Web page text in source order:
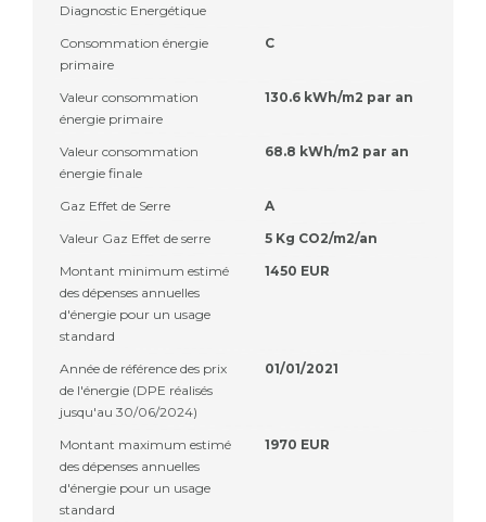
Diagnostic Energétique
Consommation énergie
primaire
C
Valeur consommation
énergie primaire
130.6 kWh/m2 par an
Valeur consommation
énergie finale
68.8 kWh/m2 par an
Gaz Effet de Serre
A
Valeur Gaz Effet de serre
5 Kg CO2/m2/an
Montant minimum estimé
des dépenses annuelles
d'énergie pour un usage
standard
1450 EUR
Année de référence des prix
de l'énergie (DPE réalisés
jusqu'au 30/06/2024)
01/01/2021
Montant maximum estimé
des dépenses annuelles
d'énergie pour un usage
standard
1970 EUR